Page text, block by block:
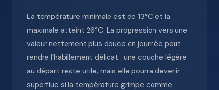
La température minimale est de 13°C et la
maximale atteint 26°C. La progression vers une
valeur nettement plus douce en journée peut
rendre l’habillement délicat : une couche légère
au départ reste utile, mais elle pourra devenir
superflue si la température grimpe comme